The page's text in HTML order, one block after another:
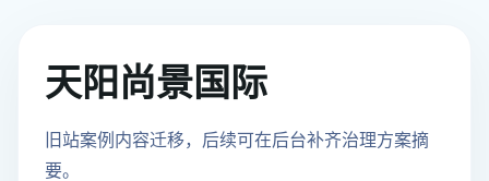
天阳尚景国际
旧站案例内容迁移，后续可在后台补齐治理方案摘
要。